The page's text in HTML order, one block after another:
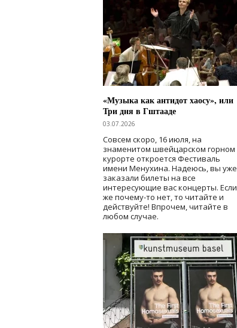
«Музыка как антидот хаосу», или
Три дня в Гштааде
03.07.2026
Совсем скоро, 16 июля, на
знаменитом швейцарском горном
курорте откроется Фестиваль
имени Менухина. Надеюсь, вы уже
заказали билеты на все
интересующие вас концерты. Если
же почему-то нет, то читайте и
действуйте! Впрочем, читайте в
любом случае.